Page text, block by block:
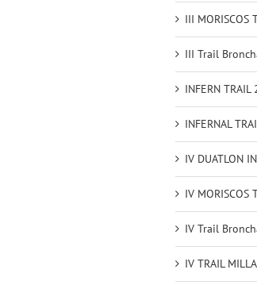
III MORISCOS
III Trail
INFERN TRAIL
INFERNAL
IV DUATLON
IV MORISCOS
IV Trail
IV TRAIL